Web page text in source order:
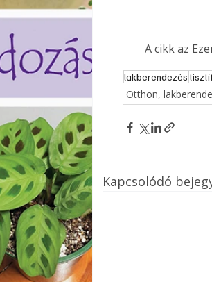
A cikk az
lakberendezés
Otthon,
Kapcsolódó